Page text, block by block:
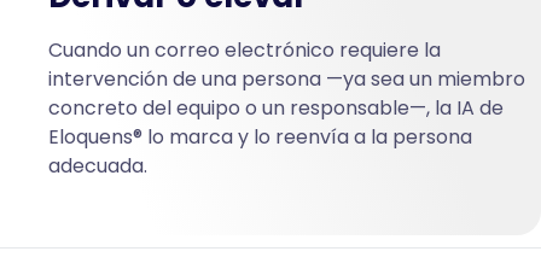
Cuando un correo electrónico requiere la
intervención de una persona —ya sea un miembro
concreto del equipo o un responsable—, la IA de
Eloquens® lo marca y lo reenvía a la persona
adecuada.